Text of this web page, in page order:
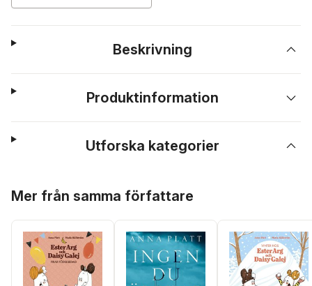
Beskrivning
Produktinformation
Utforska kategorier
Mer från samma författare